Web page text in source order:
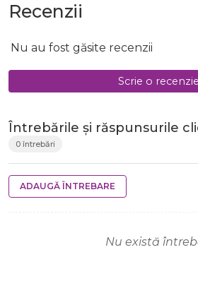
Recenzii
Nu au fost găsite recenzii
Scrie o recenzie
Întrebările și răspunsurile
0 întrebări
ADAUGĂ ÎNTREBARE
Nu există